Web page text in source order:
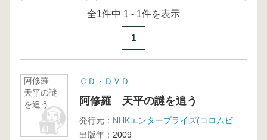
全1件中 1 - 1件を表示
1
阿修羅
天平の謎
を追う
ＣＤ・ＤＶＤ
阿修羅 天平の謎を追う
発行元：
NHKエンタープライズ(コロムビアミュージックエンタテインメント)
出版年： 2009